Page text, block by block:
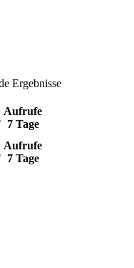
Ergebnisse
Aufrufe
7 Tage
Aufrufe
7 Tage